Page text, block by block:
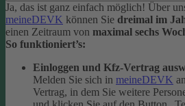
Ja, das ist ganz einfach möglich! Über
meineDEVK können Sie dreimal im
einen Zeitraum von maximal sechs
So funktioniert’s:
Einloggen und Kfz-Vertrag
Melden Sie sich in meineDEVK
Vertrag, in dem Sie weitere